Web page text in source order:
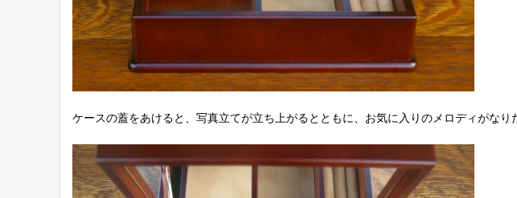
ケースの蓋をあけると、写真立てが立ち上がるとともに、お気に入りのメロディがなり